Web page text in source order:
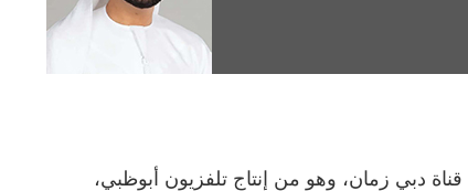
دبي زمان، وهو من إنتاج تلفزيون أبوظبي،